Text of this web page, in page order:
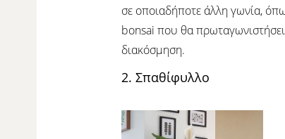
σε οποιαδήποτε άλλη γωνία,
bonsai που θα πρωταγωνιστήσει
διακόσμηση.
2. Σπαθίφυλλο